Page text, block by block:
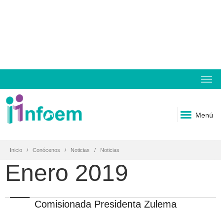
Menú
Inicio Conócenos Noticias Noticias
Enero 2019
Comisionada Presidenta Zulema